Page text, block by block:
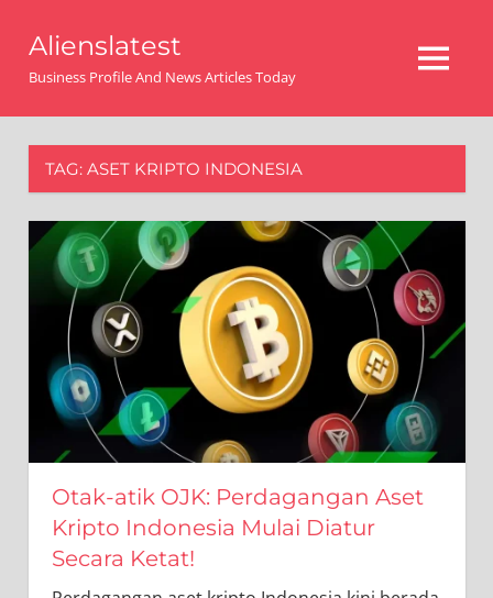
content
Alienslatest
Business Profile And News Articles Today MENU
TAG: ASET KRIPTO INDONESIA
Otak-atik OJK: Perdagangan Aset
Kripto Indonesia Mulai Diatur
Secara Ketat!